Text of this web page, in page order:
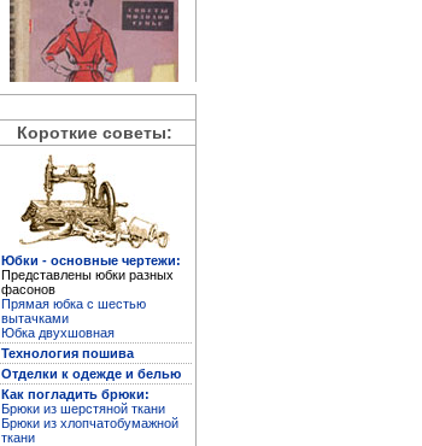
Кройка и пошив дома
Короткие советы:
Юбки - основные чертежи:
Представлены юбки разных
фасонов
Прямая юбка с шестью
вытачками
Юбка двухшовная
Технология пошива
Отделки к одежде и белью
Как погладить брюки:
Брюки из шерстяной ткани
Брюки из хлопчатобумажной
ткани